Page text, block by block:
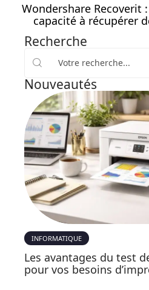
Wondershare Recoverit
capacité à récupérer
Recherche
Nouveautés
INFORMATIQUE
Les avantages du test
pour vos besoins